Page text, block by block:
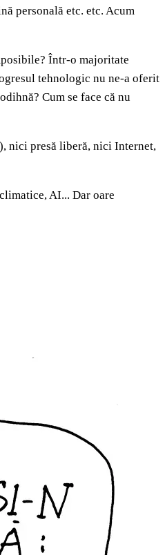
personală etc. etc. Acum
Într-o majoritate
tehnologic nu ne-a oferit
Cum se face că nu
nici presă liberă, nici Internet,
AI... Dar oare